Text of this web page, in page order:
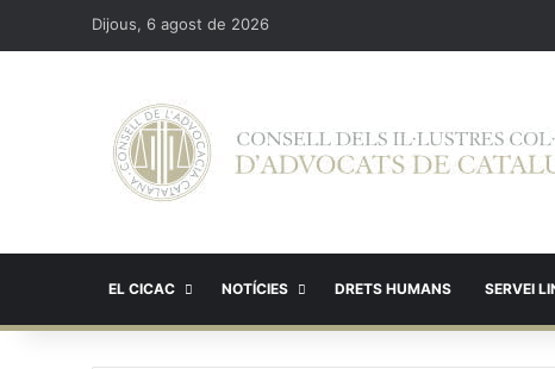
Dijous, 6 agost de 2026
EL CICAC NOTÍCIES DRETS HUMANS SERVEI